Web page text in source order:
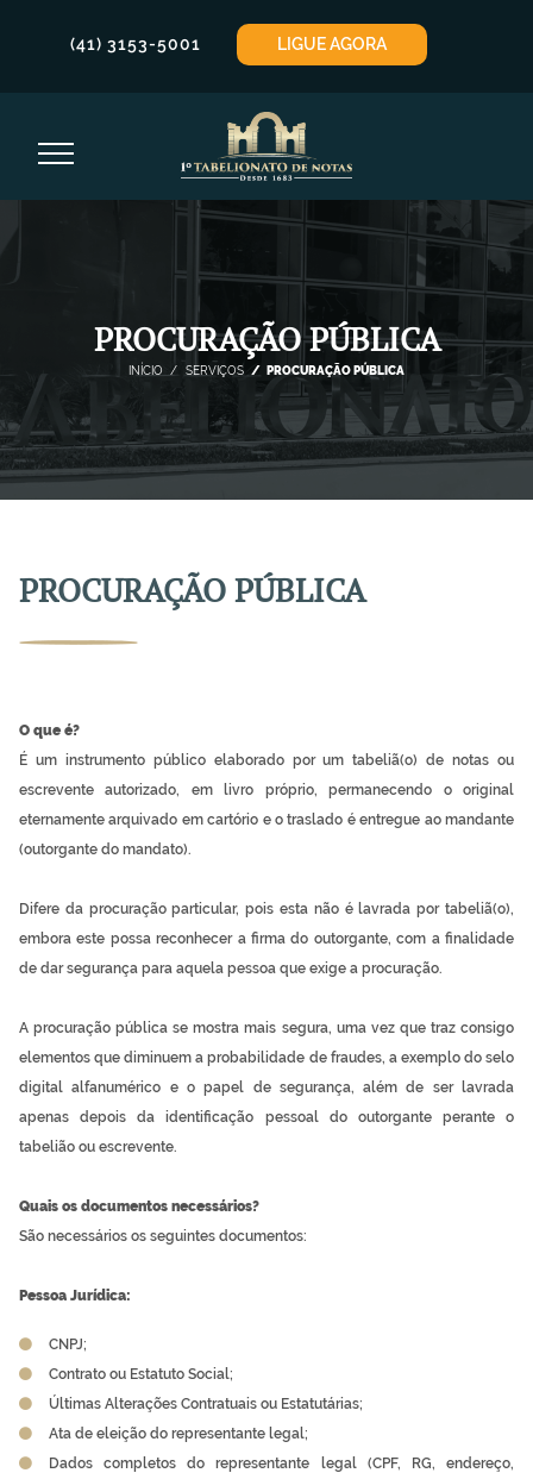
(41) 3153-5001 LIGUE AGORA
PROCURAÇÃO PÚBLICA
INÍCIO SERVIÇOS PROCURAÇÃO PÚBLICA
PROCURAÇÃO PÚBLICA
O que é?
É um instrumento público elaborado por um tabeliã(o) de notas ou
escrevente autorizado, em livro próprio, permanecendo o original
eternamente arquivado em cartório e o traslado é entregue ao mandante
(outorgante do mandato).
Difere da procuração particular, pois esta não é lavrada por tabeliã(o),
embora este possa reconhecer a firma do outorgante, com a finalidade
de dar segurança para aquela pessoa que exige a procuração.
A procuração pública se mostra mais segura, uma vez que traz consigo
elementos que diminuem a probabilidade de fraudes, a exemplo do selo
digital alfanumérico e o papel de segurança, além de ser lavrada
apenas depois da identificação pessoal do outorgante perante o
tabelião ou escrevente.
Quais os documentos necessários?
São necessários os seguintes documentos:
Pessoa Jurídica:
CNPJ;
Contrato ou Estatuto Social;
Últimas Alterações Contratuais ou Estatutárias;
Ata de eleição do representante legal;
Dados completos do representante legal (CPF, RG, endereço,